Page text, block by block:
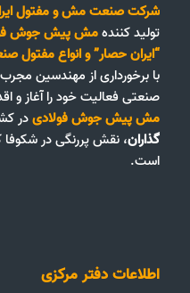
شرکت صنعت مش و مفتول
تولید کنندهمش پیش جوش
“ایران حصار”وانواع مفتول
با برخورداری از مهندسین
صنعتی فعالیت خود را آغاز و
مش پیش جوش فولادیدر
گذاران، نقش پررنگی در
است.
اطلاعات دفتر مرکزی